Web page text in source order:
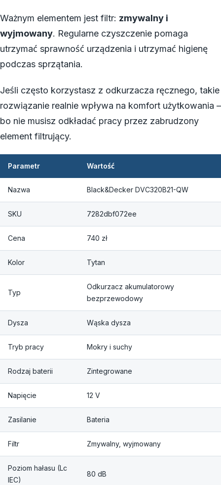
Ważnym elementem jest filtr: zmywalny i
wyjmowany. Regularne czyszczenie pomaga
utrzymać sprawność urządzenia i utrzymać higienę
podczas sprzątania.
Jeśli często korzystasz z odkurzacza ręcznego, takie
rozwiązanie realnie wpływa na komfort użytkowania –
bo nie musisz odkładać pracy przez zabrudzony
element filtrujący.
Parametr Wartość
Nazwa Black&Decker DVC320B21-QW
SKU 7282dbf072ee
Cena 740 zł
Kolor Tytan
Typ
Odkurzacz akumulatorowy
bezprzewodowy
Dysza Wąska dysza
Tryb pracy Mokry i suchy
Rodzaj baterii Zintegrowane
Napięcie 12 V
Zasilanie Bateria
Filtr Zmywalny, wyjmowany
Poziom hałasu (Lc
IEC)
80 dB